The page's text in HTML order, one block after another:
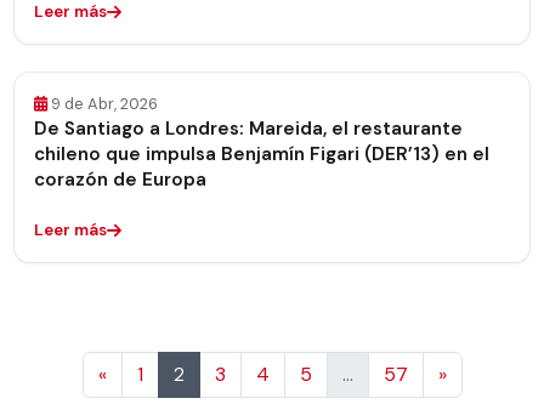
Leer más
9 de Abr, 2026
De Santiago a Londres: Mareida, el restaurante
chileno que impulsa Benjamín Figari (DER’13) en el
corazón de Europa
Leer más
«Anterior
1 2 3 4 5 … 57 »Siguiente